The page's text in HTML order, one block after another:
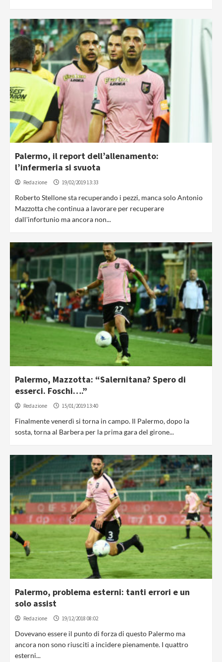
Palermo, il report dell’allenamento:
l’infermeria si svuota
Redazione 19/02/2019 13:33
Roberto Stellone sta recuperando i pezzi, manca solo Antonio
Mazzotta che continua a lavorare per recuperare
dall'infortunio ma ancora non...
Palermo, Mazzotta: “Salernitana? Spero di
esserci. Foschi….”
Redazione 15/01/2019 13:40
Finalmente venerdì si torna in campo. Il Palermo, dopo la
sosta, torna al Barbera per la prima gara del girone...
Palermo, problema esterni: tanti errori e un
solo assist
Redazione 19/12/2018 08:02
Dovevano essere il punto di forza di questo Palermo ma
ancora non sono riusciti a incidere pienamente. I quattro
esterni...